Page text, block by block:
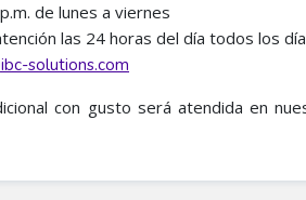
de lunes a viernes
las 24 horas del día todos los
solutions.com
con gusto será atendida en